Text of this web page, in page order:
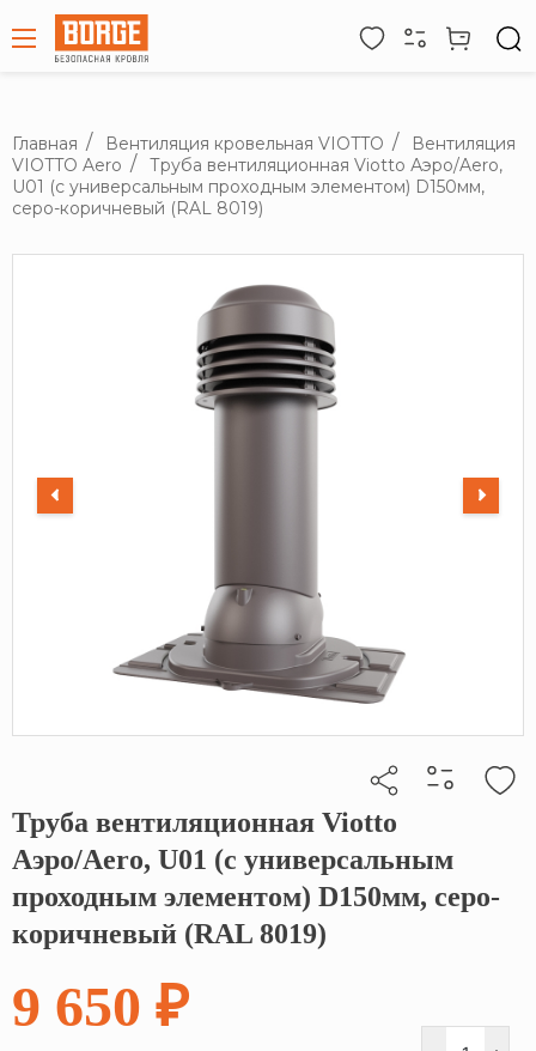
Главная Вентиляция кровельная VIOTTO
Вентиляция
VIOTTO Aero
Труба вентиляционная Viotto Аэро/Aero,
U01 (с универсальным проходным элементом) D150мм,
серо-коричневый (RAL 8019)
Кликните, чтобы скопировать прямую ссылку
Труба вентиляционная Viotto
Аэро/Aero, U01 (с универсальным
проходным элементом) D150мм, серо-
коричневый (RAL 8019)
9 650 ₽